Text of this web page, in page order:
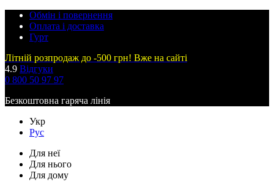
Обмін і повернення
Оплата і доставка
Гурт
Літній розпродаж до -500 грн! Вже на сайті
4.9 Відгуки
0 800 50 97 97
Безкоштовна гаряча лінія
Укр
Рус
Для неї
Для нього
Для дому